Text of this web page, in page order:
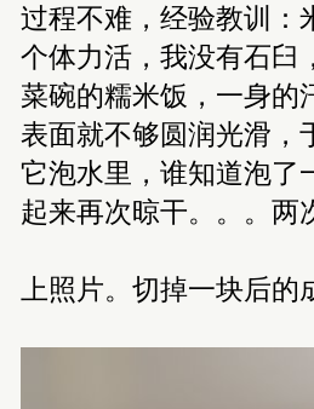
过程不难，经验教训：
个体力活，我没有石臼
菜碗的糯米饭，一身的
表面就不够圆润光滑，
它泡水里，谁知道泡了
起来再次晾干。。。两
上照片。切掉一块后